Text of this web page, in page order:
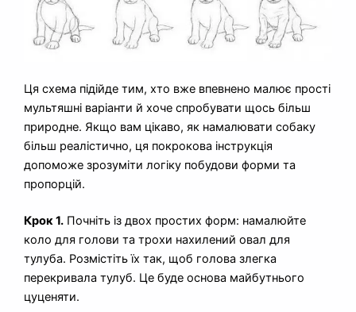
Ця схема підійде тим, хто вже впевнено малює прості
мультяшні варіанти й хоче спробувати щось більш
природне. Якщо вам цікаво, як намалювати собаку
більш реалістично, ця покрокова інструкція
допоможе зрозуміти логіку побудови форми та
пропорцій.
Крок 1. Почніть із двох простих форм: намалюйте
коло для голови та трохи нахилений овал для
тулуба. Розмістіть їх так, щоб голова злегка
перекривала тулуб. Це буде основа майбутнього
цуценяти.